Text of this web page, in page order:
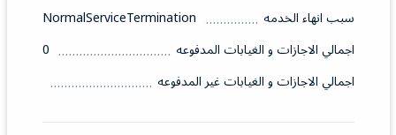
سبب انهاء الخدمه
NormalServiceTermination
اجمالي الاجازات و الغيابات المدفوعه
0
اجمالي الاجازات و الغيابات غير المدفوعه